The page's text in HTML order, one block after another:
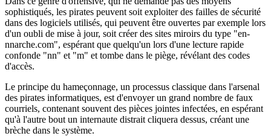
sophistiqués, les pirates peuvent soit exploiter des failles de sécurité
dans des logiciels utilisés, qui peuvent être ouvertes par exemple lors
d'un oubli de mise à jour, soit créer des sites miroirs du type "en-
nnarche.com", espérant que quelqu'un lors d'une lecture rapide
confonde "nn" et "m" et tombe dans le piège, révélant des codes
d'accès.
Le principe du hameçonnage, un processus classique dans l'arsenal
des pirates informatiques, est d'envoyer un grand nombre de faux
courriels, contenant souvent des pièces jointes infectées, en espérant
qu'à l'autre bout un internaute distrait cliquera dessus, créant une
brèche dans le système.